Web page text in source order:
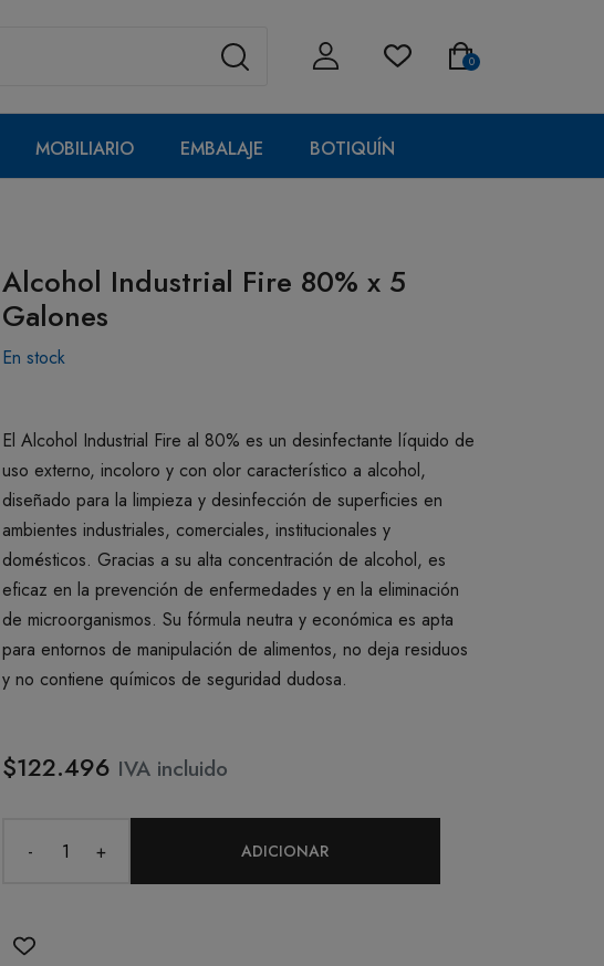
0
MOBILIARIO EMBALAJE BOTIQUÍN
Alcohol Industrial Fire 80% x 5
Galones
En stock
El Alcohol Industrial Fire al 80% es un desinfectante líquido de
uso externo, incoloro y con olor característico a alcohol,
diseñado para la limpieza y desinfección de superficies en
ambientes industriales, comerciales, institucionales y
domésticos. Gracias a su alta concentración de alcohol, es
eficaz en la prevención de enfermedades y en la eliminación
de microorganismos. Su fórmula neutra y económica es apta
para entornos de manipulación de alimentos, no deja residuos
y no contiene químicos de seguridad dudosa.
$122.496 IVA incluido
- + ADICIONAR